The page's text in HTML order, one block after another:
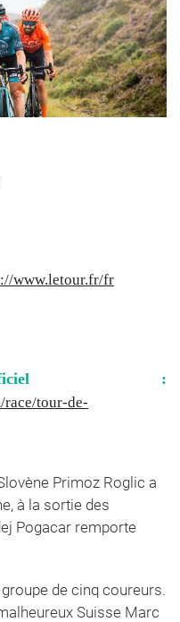
www.letour.fr/fr
:
tour-de-
Primoz Roglic a
à la sortie des
Pogacar remporte
de cinq coureurs.
Suisse Marc